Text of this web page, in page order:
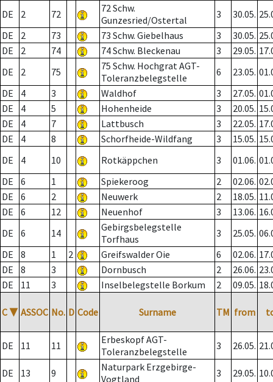
DE 2 72
72 Schw.
Gunzesried/Ostertal
3 30.05.
DE
2 73 73 Schw. Giebelhaus 3 30.05.
DE
2 74 74 Schw. Bleckenau 3 29.05.
DE
2 75
75 Schw. Hochgrat AGT-
Toleranzbelegstelle
6 23.05.
DE
4 3 Waldhof 3 27.05.
DE
4 5 Hohenheide 3 20.05.
DE
4 7 Lattbusch 3 22.05.
DE
4 8 Schorfheide-Wildfang 3 15.05.
DE
4 10 Rotkäppchen 3 01.06.
DE
6 1 Spiekeroog 2 02.06.
DE
6 2 Neuwerk 2 18.05.
DE
6 12 Neuenhof 3 13.06.
DE
6 14
Gebirgsbelegstelle
Torfhaus
3 25.05.
DE
8 1 2 Greifswalder Oie 6 02.06.
DE
8 3 Dornbusch 2 26.06.
DE
11 3 Inselbelegstelle Borkum 2 09.05.
C ▼ ASSOC No. D Code Surname TM from
DE 11 11
Erbeskopf AGT-
Toleranzbelegstelle
3 26.05.
DE 13 9
Naturpark Erzgebirge-
Vogtland
3 29.05.